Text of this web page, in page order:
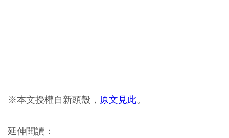
※本文授權自新頭殼， 原文見此。
延伸閱讀：